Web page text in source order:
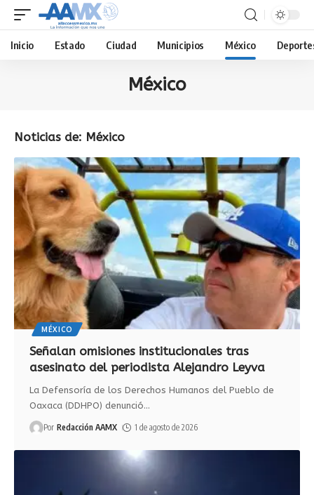
Inicio Estado Ciudad Municipios México
México
Noticias de: México
MÉXICO
Señalan omisiones institucionales tras
asesinato del periodista Alejandro Leyva
La Defensoría de los Derechos Humanos del Pueblo de
Oaxaca (DDHPO) denunció…
Por Redacción AAMX 1 de agosto de 2026